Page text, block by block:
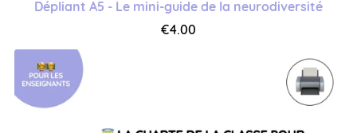
Dépliant A5 - Le mini-guide de la neurodiversité
€4.00